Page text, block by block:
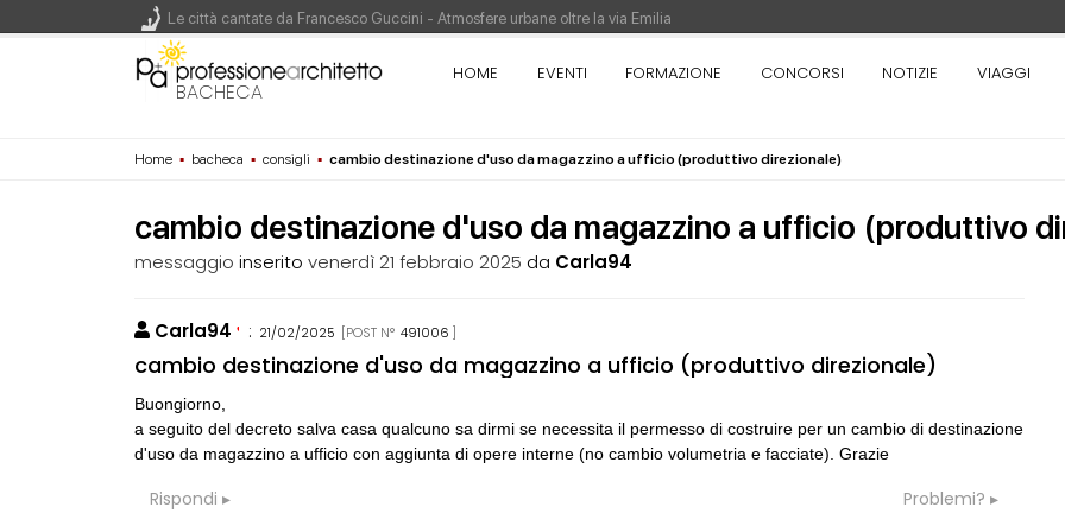
BACHECA
HOME EVENTI FORMAZIONE CONCORSI NOTIZIE VIAGGI
Home ▪ bacheca ▪ consigli ▪ cambio destinazione d'uso da magazzino a ufficio (produttivo direzionale)
cambio destinazione d'uso da magazzino a ufficio (produttivo
messaggio inseritovenerdì 21 febbraio 2025 da Carla94
Carla94 : 21/02/2025 [POST N° 491006 ]
cambio destinazione d'uso da magazzino a ufficio (produttivo direzionale)
Buongiorno,
a seguito del decreto salva casa qualcuno sa dirmi se necessita il permesso di costruire per un cambio di destinazione
d'uso da magazzino a ufficio con aggiunta di opere interne (no cambio volumetria e facciate). Grazie
Rispondi Problemi?
M CONSIGLI
Maarco
M 06
CONSIGLI
Manuale per direzione lavori
S Preventivo per Direzione Lavori edili
a CONSIGLI
preventivo e spese accessorie
Le città cantate da Francesco Guccini - Atmosfere urbane oltre la via Emilia
Renzo Piano World Tour 2026, ottava edizione in partenza. Rotta verso Ovest - Europa, Stati Uniti e Canada | 22 agosto > 30